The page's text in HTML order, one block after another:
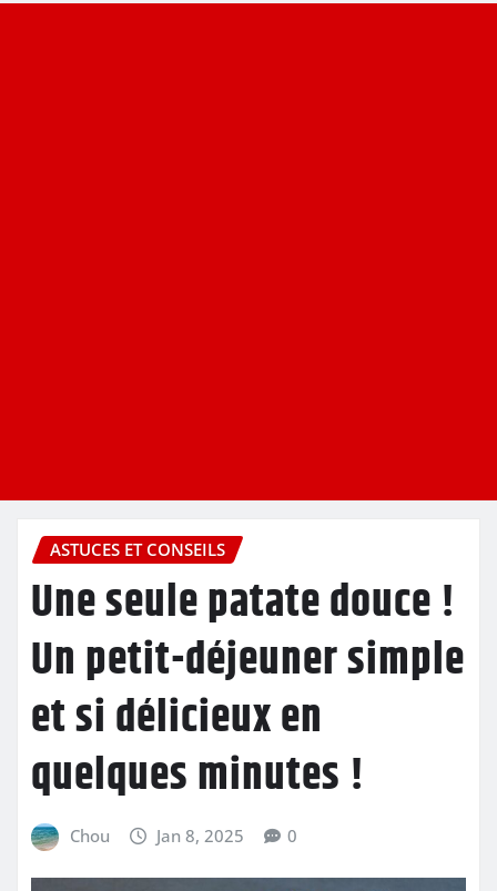
ASTUCES ET CONSEILS
Une seule patate douce !
Un petit-déjeuner simple
et si délicieux en
quelques minutes !
Chou Jan 8, 2025 0